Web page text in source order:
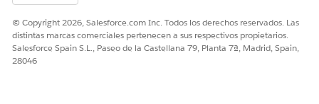
© Copyright 2026, Salesforce.com Inc. Todos los derechos reservados. Las
distintas marcas comerciales pertenecen a sus respectivos propietarios.
Salesforce Spain S.L., Paseo de la Castellana 79, Planta 7ª, Madrid, Spain,
28046